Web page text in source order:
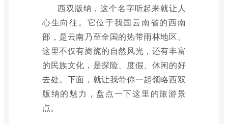
西双版纳，这个名字听起来就让人
心生向往。它位于我国云南省的西南
部，是云南乃至全国的热带雨林地区。
这里不仅有旖旎的自然风光，还有丰富
的民族文化，是探险、度假、休闲的好
去处。下面，就让我带你一起领略西双
版纳的魅力，盘点一下这里的旅游景
点。